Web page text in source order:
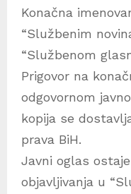
Konačna
“Službenim
“Službenom
Prigovor na
odgovornom
kopija se
prava BiH.
Javni oglas
objavljivanja u